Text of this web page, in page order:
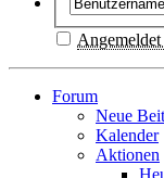
Forum
Neue
Kalender
Aktionen